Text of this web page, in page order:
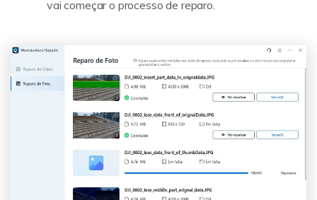
vai começar o processo de reparo.